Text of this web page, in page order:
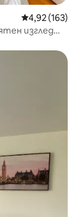
Средна
4,92 (163)
изглед